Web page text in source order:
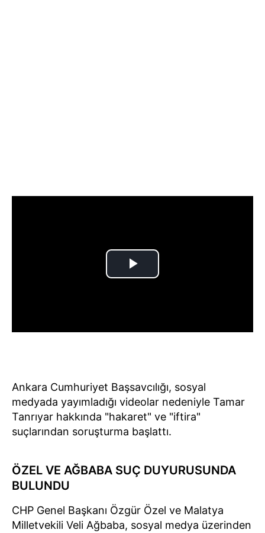
Ankara Cumhuriyet Başsavcılığı, sosyal
medyada yayımladığı videolar nedeniyle Tamar
Tanrıyar hakkında "hakaret" ve "iftira"
suçlarından soruşturma başlattı.
ÖZEL VE AĞBABA SUÇ DUYURUSUNDA
BULUNDU
CHP Genel Başkanı Özgür Özel ve Malatya
Milletvekili Veli Ağbaba, sosyal medya üzerinden